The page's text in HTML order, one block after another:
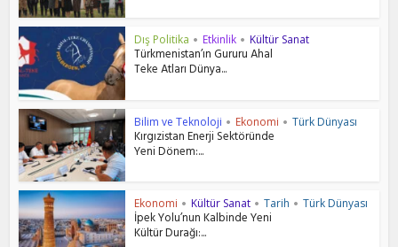
Dış Politika • Etkinlik • Kültür Sanat
Türkmenistan’ın Gururu Ahal
Teke Atları Dünya...
Bilim ve Teknoloji • Ekonomi • Türk Dünyası
Kırgızistan Enerji Sektöründe
Yeni Dönem:...
Ekonomi • Kültür Sanat • Tarih • Türk Dünyası
İpek Yolu’nun Kalbinde Yeni
Kültür Durağı:...